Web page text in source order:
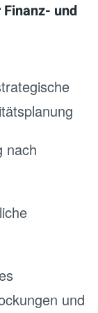
Finanz- und
nach
und